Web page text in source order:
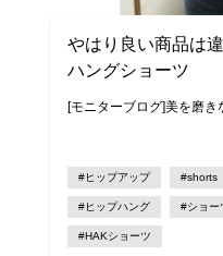
やはり良い商品は
ハングショーツ
[モニターブログ]美を磨
#ヒップアップ #shorts
#ヒップハング #ショー
#HAKショーツ